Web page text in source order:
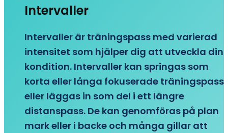
Intervaller
Intervaller är träningspass med varierad
intensitet som hjälper dig att utveckla din
kondition. Intervaller kan springas som
korta eller långa fokuserade träningspass
eller läggas in som del i ett längre
distanspass. De kan genomföras på plan
mark eller i backe och många gillar att